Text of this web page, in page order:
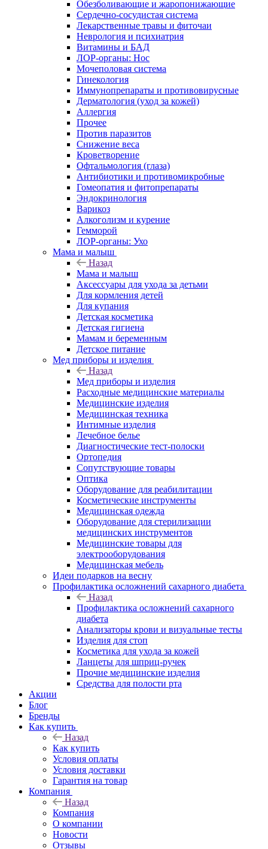
Обезболивающие и жаропонижающие
Сердечно-сосудистая система
Лекарственные травы и фиточаи
Неврология и психиатрия
Витамины и БАД
ЛОР-органы: Нос
Мочеполовая система
Гинекология
Иммунопрепараты и противовирусные
Дерматология (уход за кожей)
Аллергия
Прочее
Против паразитов
Снижение веса
Кроветворение
Офтальмология (глаза)
Антибиотики и противомикробные
Гомеопатия и фитопрепараты
Эндокринология
Варикоз
Алкоголизм и курение
Гемморой
ЛОР-органы: Ухо
Мама и малыш
Назад
Мама и малыш
Аксессуары для ухода за детьми
Для кормления детей
Для купания
Детская косметика
Детская гигиена
Мамам и беременным
Детское питание
Мед приборы и изделия
Назад
Мед приборы и изделия
Расходные медицинские материалы
Медицинские изделия
Медицинская техника
Интимные изделия
Лечебное белье
Диагностические тест-полоски
Ортопедия
Сопутствующие товары
Оптика
Оборудование для реабилитации
Косметические инструменты
Медицинская одежда
Оборудование для стерилизации
медицинских инструментов
Медицинские товары для
электрооборудования
Медицинская мебель
Идеи подарков на весну
Профилактика осложнений сахарного диабета
Назад
Профилактика осложнений сахарного
диабета
Анализаторы крови и визуальные тесты
Изделия для стоп
Косметика для ухода за кожей
Ланцеты для шприц-ручек
Прочие медицинские изделия
Средства для полости рта
Акции
Блог
Бренды
Как купить
Назад
Как купить
Условия оплаты
Условия доставки
Гарантия на товар
Компания
Назад
Компания
О компании
Новости
Отзывы